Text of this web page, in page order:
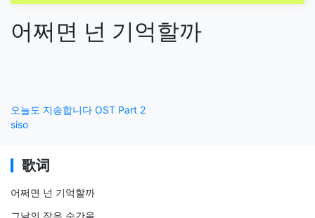
어쩌면 넌 기억할까
오늘도 지송합니다 OST Part 2
siso
歌词
어쩌면 넌 기억할까
그날의 작은 순간을